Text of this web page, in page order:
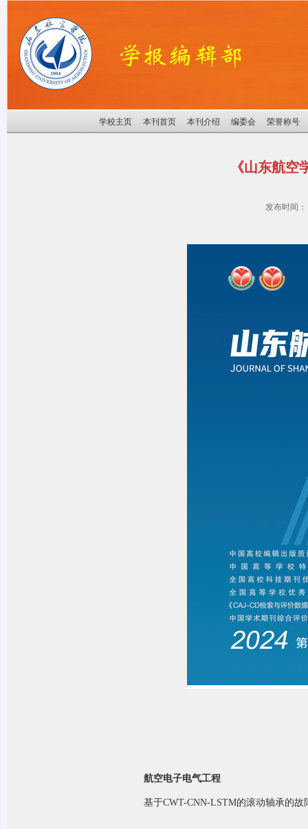
学校主页 本刊首页 本刊介绍 编委会 荣誉称号
《山东航空
发布时间：
航空电子电气工程
基于CWT-CNN-LSTM的滚动轴承的故